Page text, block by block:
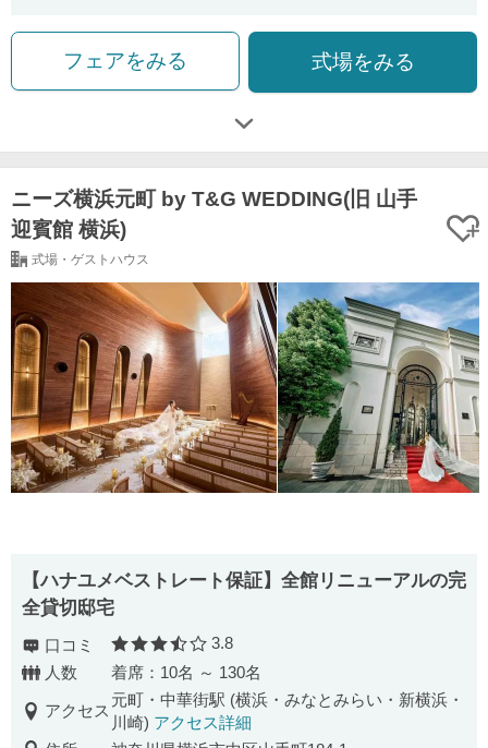
フェアをみる 式場をみる
ニーズ横浜元町 by T&G WEDDING(旧 山手
迎賓館 横浜)
式場・ゲストハウス
【ハナユメベストレート保証】全館リニューアルの完
全貸切邸宅
口コミ 口コミ評価
3.8
人数
着席：10名 ～ 130名
アクセス
元町・中華街駅 (横浜・みなとみらい・新横浜・
川崎) アクセス詳細